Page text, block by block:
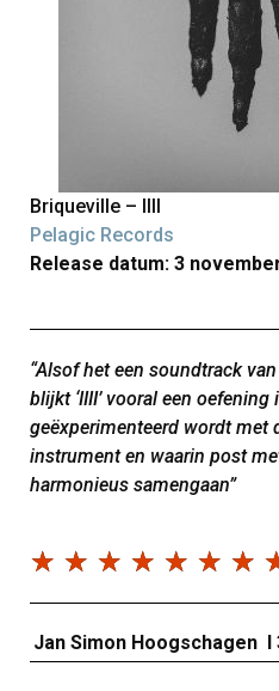
Briqueville – IIII
Pelagic Records
Release datum: 3
“Alsof het een soundtrack
blijkt ‘IIII’ vooral een
geëxperimenteerd wordt met
instrument en waarin post
harmonieus samengaan”
☆ ☆ ☆ ☆ ☆ ☆ ☆
Jan Simon Hoogschagen I